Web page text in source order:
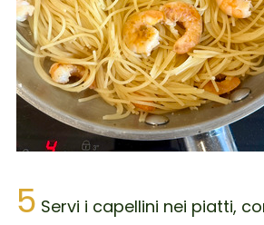
5 Servi i capellini nei piatti,